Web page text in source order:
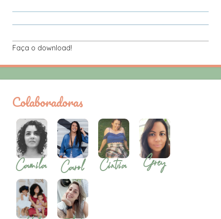
Faça o download!
Colaboradoras